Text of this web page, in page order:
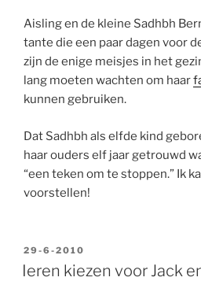
Aisling en de kleine Sadhbh
tante die een paar dagen voor
zijn de enige meisjes in het
lang moeten wachten om haar
kunnen gebruiken.
Dat Sadhbh als elfde kind
haar ouders elf jaar getrouwd
“een teken om te stoppen.” Ik
voorstellen!
GEPLAATST
OP
29-6-2010
Ieren kiezen voor Jack